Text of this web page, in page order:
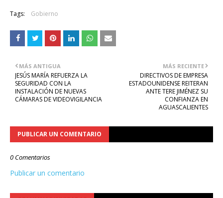
Tags: Gobierno
MÁS RECIENTE
DIRECTIVOS DE EMPRESA
ESTADOUNIDENSE REITERAN
ANTE TERE JIMÉNEZ SU
CONFIANZA EN
AGUASCALIENTES
MÁS ANTIGUA
JESÚS MARÍA REFUERZA LA
SEGURIDAD CON LA
INSTALACIÓN DE NUEVAS
CÁMARAS DE VIDEOVIGILANCIA
PUBLICAR UN COMENTARIO
0 Comentarios
Publicar un comentario